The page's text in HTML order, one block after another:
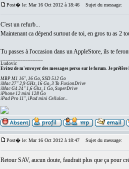
Post� le: Mar 16 Oct 2012 à 18:46 Sujet du message:
C'est un refurb...
Maintenant ca dépend surtout de toi, en gros tu as 2
Tu passes à l'occasion dans un AppleStore, ils te
Ludovic
Evitez de m'envoyer des messages perso sur le forum. Je préfère
MBP M1 16", 16 Go, SSD 512 Go
iMac 27" 2,9 GHz, 16 Go, 3 To FusionDrive
iMac G4 24" 1,6 Ghz, 1 Go, SuperDrive
iPhone 12 mini 128 Go
iPad Pro 11", iPad mini Cellular...
Post� le: Mar 16 Oct 2012 à 18:47 Sujet du message:
Retour SAV, aucun doute, faudrait plus que ça pour